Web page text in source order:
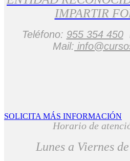
IMPARTIR
Teléfono: 955 354 450
Mail:
Horario de
Lunes a Viernes
SOLICITA MÁS INFORMACIÓN